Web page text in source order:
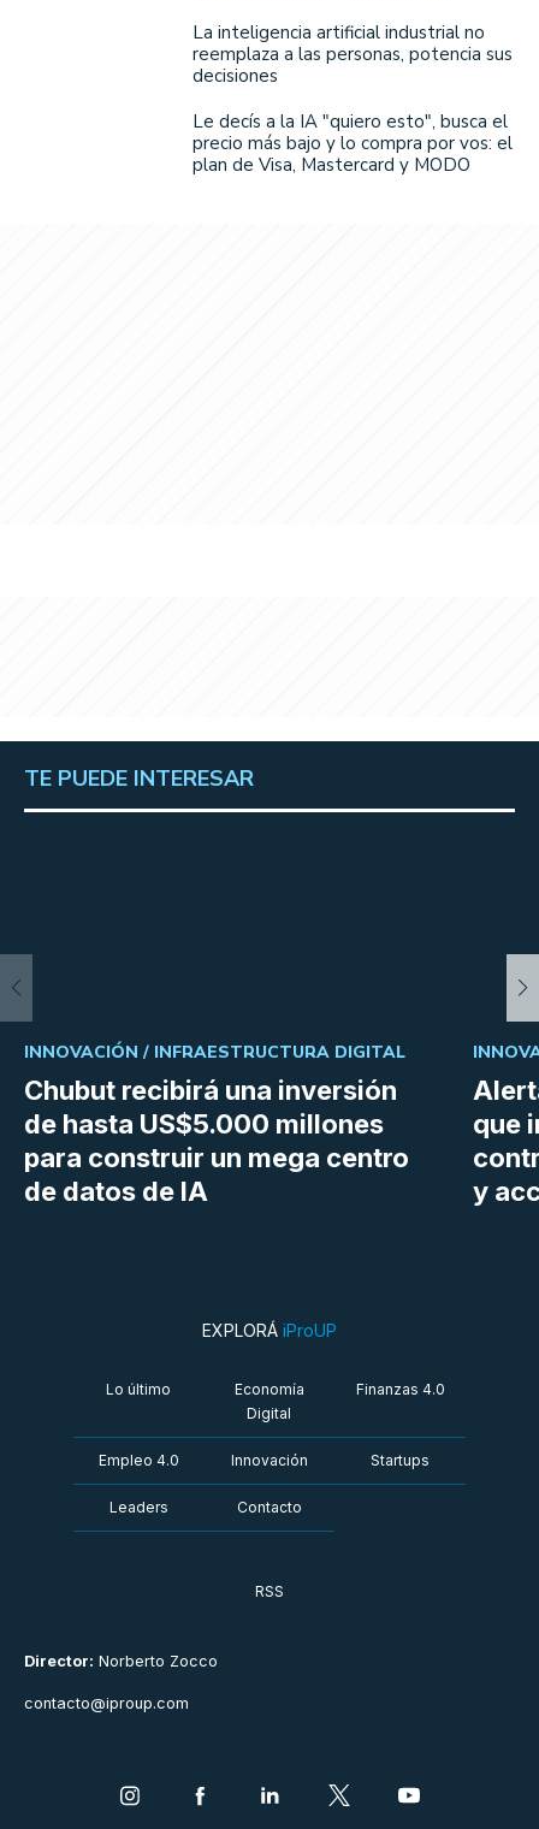
La inteligencia artificial industrial no
reemplaza a las personas, potencia sus
decisiones
Le decís a la IA "quiero esto", busca el
precio más bajo y lo compra por vos: el
plan de Visa, Mastercard y MODO
TE PUEDE INTERESAR
Chubut recibirá una inversión
de hasta US$5.000 millones
para construir un mega centro
de datos de IA
INNOVACIÓN / INFRAESTRUCTURA DIGITAL
que
y
Director: Norberto Zocco
contacto@iproup.com
EXPLORÁ iProUP
Lo último
Economía
Digital
Finanzas 4.0
Empleo 4.0 Innovación Startups
Leaders Contacto
RSS